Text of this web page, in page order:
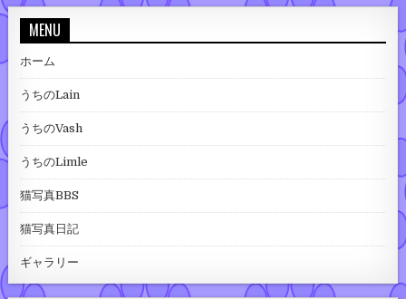
MENU
ホーム
うちのLain
うちのVash
うちのLimle
猫写真BBS
猫写真日記
ギャラリー